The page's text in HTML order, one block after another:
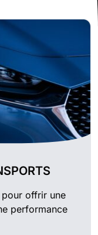
offrir une
performance